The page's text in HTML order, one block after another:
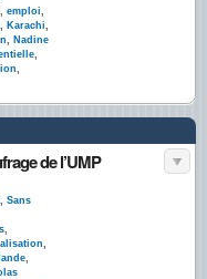
, emploi,
, Karachi,
, Nadine
,
,
de l’UMP
, Sans
,
,
,